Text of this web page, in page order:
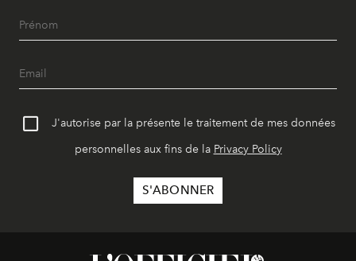
J'autorise par la présente le traitement de mes données
personnelles aux fins de la Privacy Policy